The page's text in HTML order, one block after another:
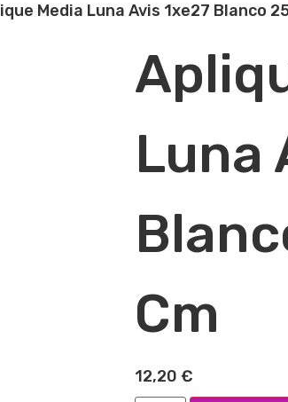
Media Luna Avis 1xe27 Blanco
Luna
Cm
12,20 €